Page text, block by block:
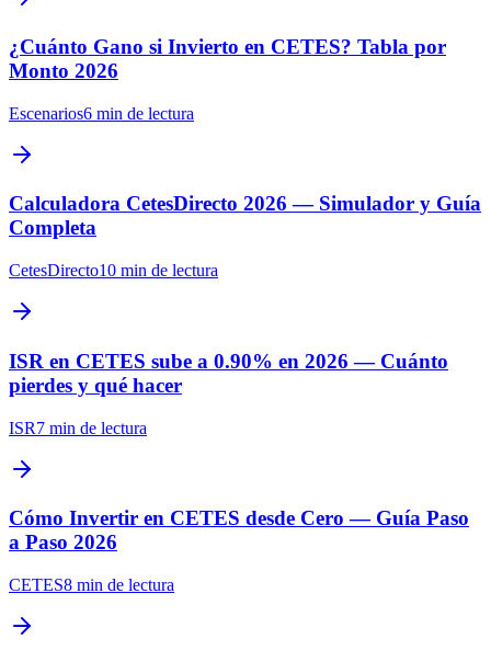
¿Cuánto Gano si Invierto en CETES? Tabla por
Monto 2026
Escenarios6 min de lectura
Calculadora CetesDirecto 2026 — Simulador y Guía
Completa
CetesDirecto10 min de lectura
ISR en CETES sube a 0.90% en 2026 — Cuánto
pierdes y qué hacer
ISR7 min de lectura
Cómo Invertir en CETES desde Cero — Guía Paso
a Paso 2026
CETES8 min de lectura